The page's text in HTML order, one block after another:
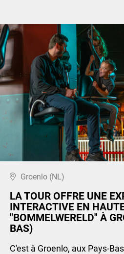
Groenlo (NL)
LA TOUR OFFRE UNE
INTERACTIVE EN
"BOMMELWERELD" À
BAS)
C'est à Groenlo, aux Pays-